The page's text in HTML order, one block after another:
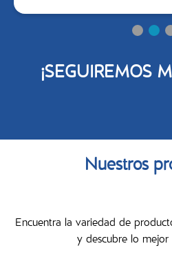
¡SEGUIREMOS
Nuestros
Encuentra la variedad de
y descubre lo